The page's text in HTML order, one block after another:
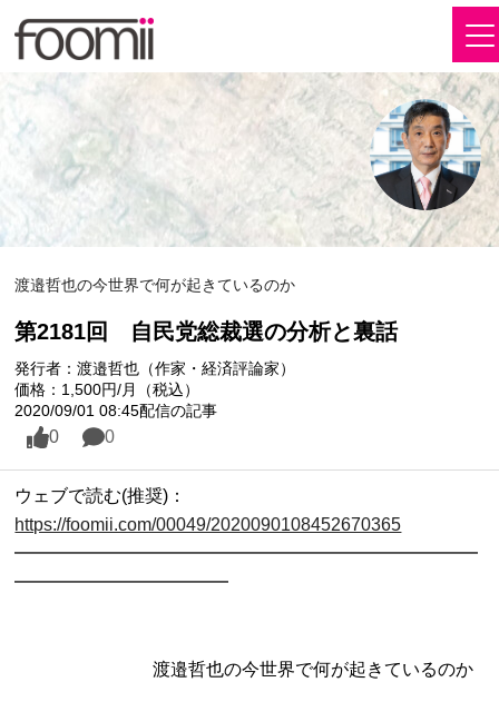
渡邉哲也の今世界で何が起きているのか
第2181回 自民党総裁選の分析と裏話
発行者：渡邉哲也（作家・経済評論家）
価格：1,500円/月（税込）
2020/09/01 08:45配信の記事
0 0
ウェブで読む(推奨)：
https://foomii.com/00049/2020090108452670365
━━━━━━━━━━━━━━━━━━━━━━━━━━
━━━━━━━━━━━━